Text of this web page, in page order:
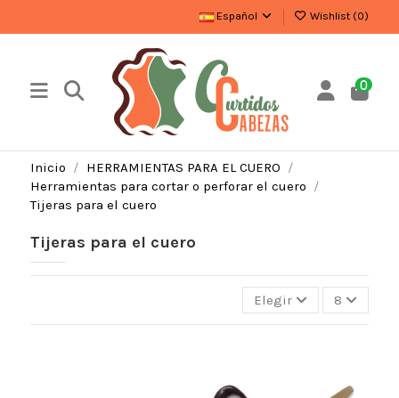
Español Wishlist (0)
0
Inicio
HERRAMIENTAS PARA EL CUERO
Herramientas para cortar o perforar el cuero
Tijeras para el cuero
Tijeras para el cuero
Elegir 8